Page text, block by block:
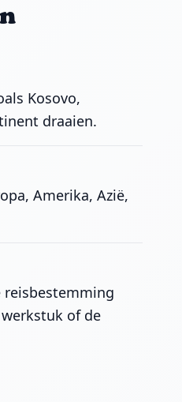
Kosovo,
draaien.
Amerika, Azië,
reisbestemming
of de